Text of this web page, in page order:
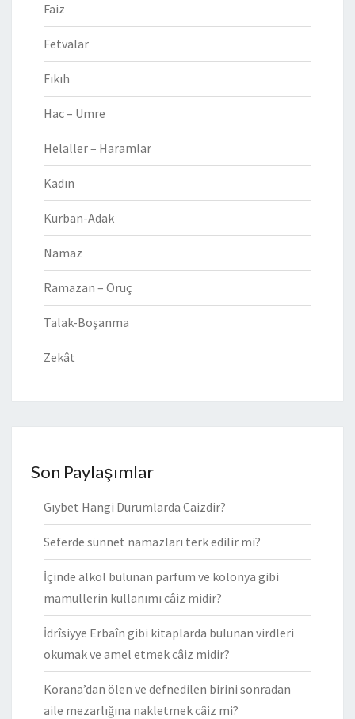
Faiz
Fetvalar
Fıkıh
Hac – Umre
Helaller – Haramlar
Kadın
Kurban-Adak
Namaz
Ramazan – Oruç
Talak-Boşanma
Zekât
Son Paylaşımlar
Gıybet Hangi Durumlarda Caizdir?
Seferde sünnet namazları terk edilir mi?
İçinde alkol bulunan parfüm ve kolonya gibi
mamullerin kullanımı câiz midir?
İdrîsiyye Erbaîn gibi kitaplarda bulunan virdleri
okumak ve amel etmek câiz midir?
Korana’dan ölen ve defnedilen birini sonradan
aile mezarlığına nakletmek câiz mi?